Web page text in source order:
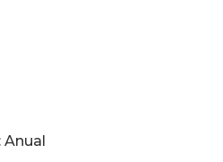
Anual